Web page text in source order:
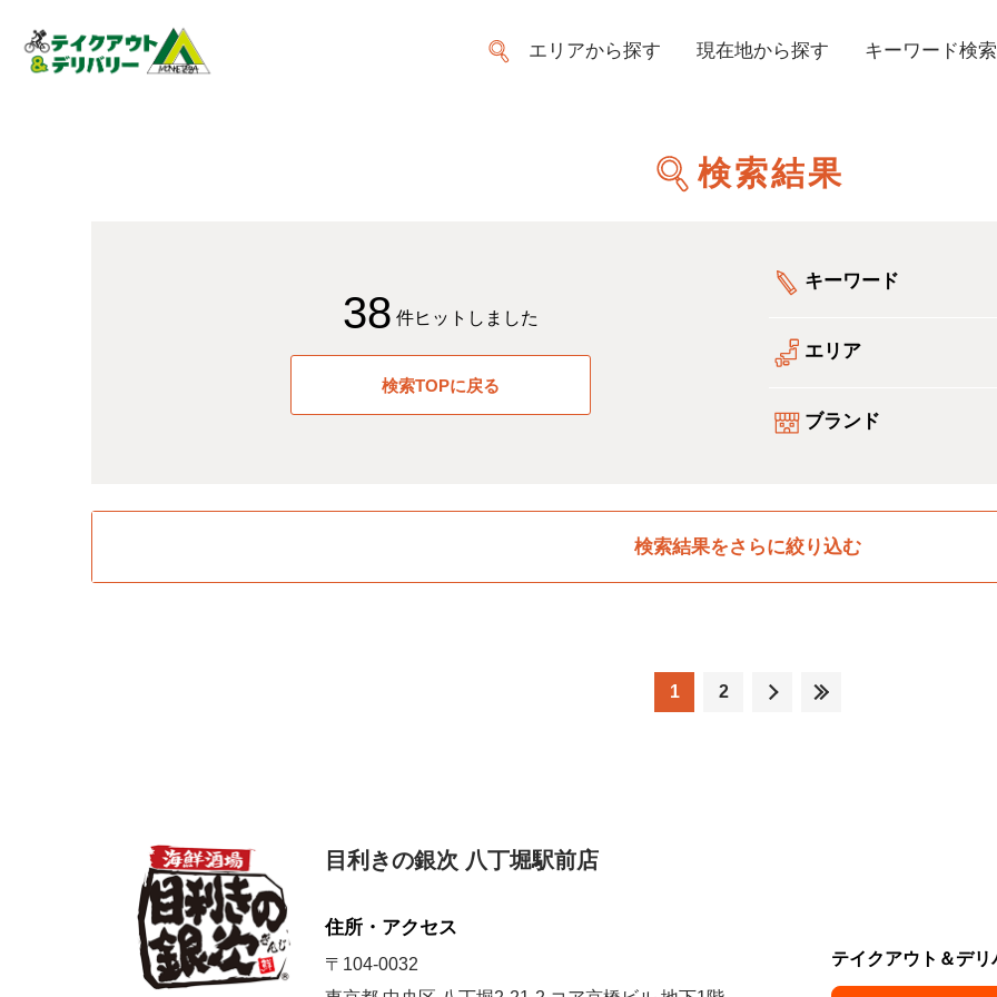
エリアから探す 現在地から探す キーワード検索
検索結果
38 件ヒットしました
検索TOPに戻る
キーワード
エリア
ブランド
検索結果をさらに絞り込む
1 2
目利きの銀次 八丁堀駅前店
住所・アクセス
〒104-0032
テイクアウト＆デリ